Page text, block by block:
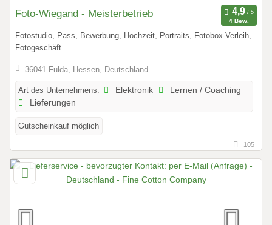
Foto-Wiegand - Meisterbetrieb
4 Bew.
Fotostudio, Pass, Bewerbung, Hochzeit, Portraits, Fotobox-Verleih,
Fotogeschäft
36041 Fulda, Hessen, Deutschland
Art des Unternehmens: Elektronik
Lernen / Coaching
Lieferungen
Gutscheinkauf möglich
105